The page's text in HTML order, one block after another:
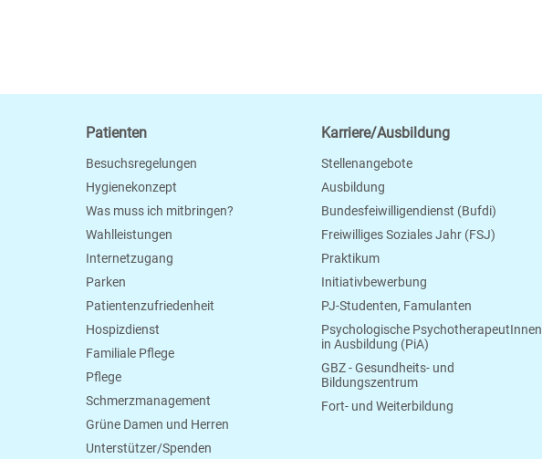
Patienten
Besuchsregelungen
Hygienekonzept
Was muss ich mitbringen?
Wahlleistungen
Internetzugang
Parken
Patientenzufriedenheit
Hospizdienst
Familiale Pflege
Pflege
Schmerzmanagement
Grüne Damen und Herren
Unterstützer/Spenden
Karriere/Ausbildung
Stellenangebote
Ausbildung
Bundesfeiwilligendienst (Bufdi)
Freiwilliges Soziales Jahr (FSJ)
Praktikum
Initiativbewerbung
PJ-Studenten, Famulanten
Psychologische PsychotherapeutInnen
in Ausbildung (PiA)
GBZ - Gesundheits- und
Bildungszentrum
Fort- und Weiterbildung